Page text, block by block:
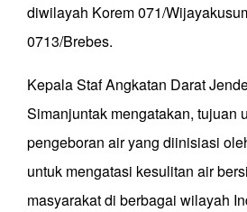
diwilayah Korem 071/
0713/Brebes.
Kepala Staf Angkatan Darat
Simanjuntak mengatakan, tujuan
pengeboran air yang diinisiasi
untuk mengatasi kesulitan air
masyarakat di berbagai wilayah